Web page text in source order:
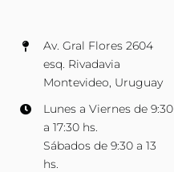
Av. Gral Flores 2604
esq. Rivadavia
Montevideo, Uruguay
Lunes a Viernes de 9:30
a 17:30 hs.
Sábados de 9:30 a 13
hs.